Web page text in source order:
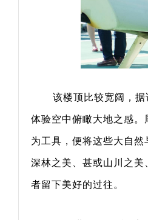
该楼顶比较宽阔，
体验空中俯瞰大地之感
为工具，便将这些大自
深林之美、甚或山川之
者留下美好的过往。